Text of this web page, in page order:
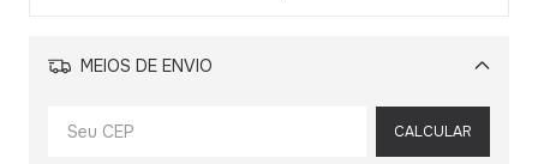
MEIOS DE ENVIO
Alterar CEP
CALCULAR